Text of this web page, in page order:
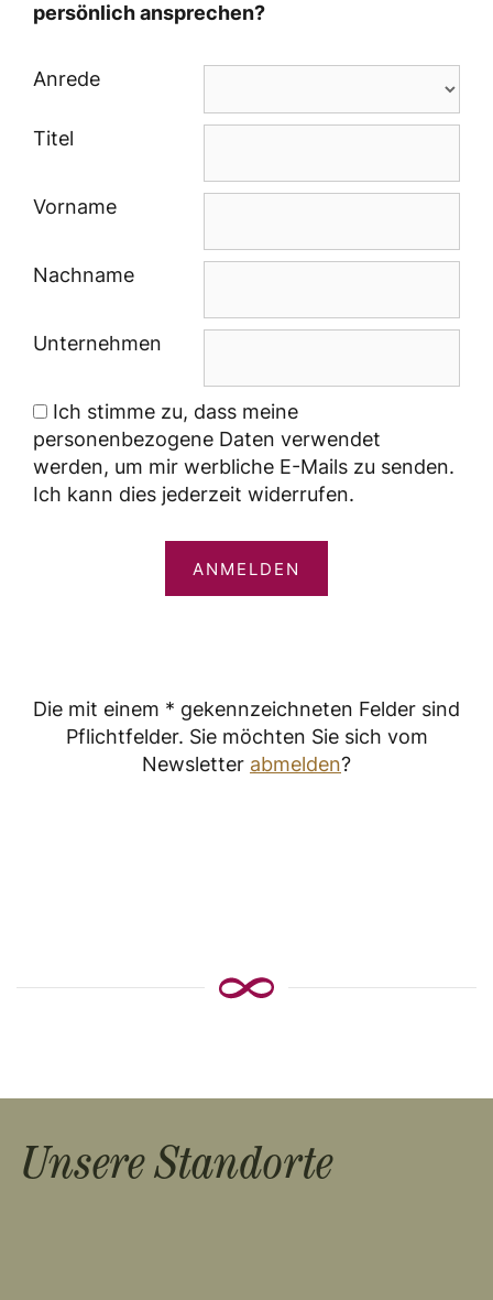
persönlich ansprechen?
Anrede
Titel
Vorname
Nachname
Unternehmen
Ich stimme zu, dass meine
personenbezogene Daten verwendet
werden, um mir werbliche E-Mails zu senden.
Ich kann dies jederzeit widerrufen.
ANMELDEN
Die mit einem * gekennzeichneten Felder sind
Pflichtfelder. Sie möchten Sie sich vom
Newsletter abmelden?
Unsere Standorte